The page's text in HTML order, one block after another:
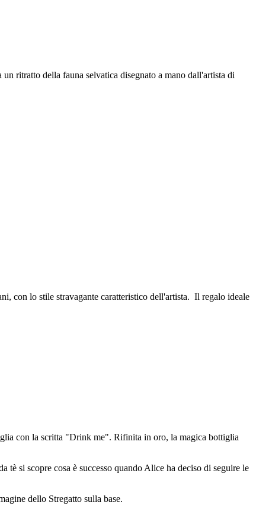
ritratto della fauna selvatica disegnato a mano dall'artista di
con lo stile stravagante caratteristico dell'artista. Il regalo ideale
con la scritta "Drink me". Rifinita in oro, la magica bottiglia
si scopre cosa è successo quando Alice ha deciso di seguire le
dello Stregatto sulla base.